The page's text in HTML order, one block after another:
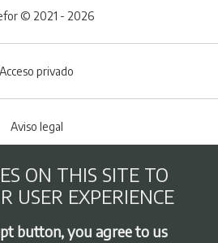
© 2021 - 2026
Acceso privado
Aviso legal
Cookies policy
Privacy Policy
ON THIS SITE TO
USER EXPERIENCE
button, you agree to us